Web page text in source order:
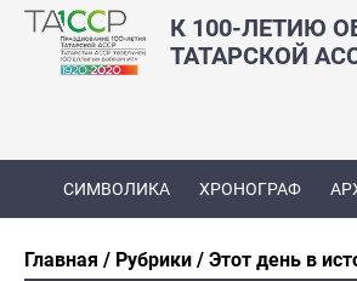
К 100-ЛЕТИЮ
ТАТАРСКОЙ
СИМВОЛИКА ХРОНОГРАФ
Главная Рубрики Этот день в